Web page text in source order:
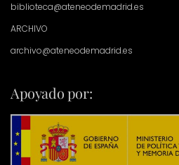
biblioteca@ateneodemadrid.es
ARCHIVO
archivo@ateneodemadrid.es
Apoyado por: